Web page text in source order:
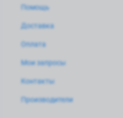
Помощь
Доставка
Оплата
Мои запросы
Контакты
Производители